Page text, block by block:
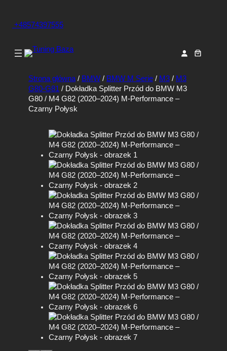
+48574397555
Strona główna / BMW / BMW M Serie / M3 / M3
G80-G81 / Dokładka Splitter Przód do BMW M3
G80 / M4 G82 (2020–2024) M-Performance –
Czarny Połysk